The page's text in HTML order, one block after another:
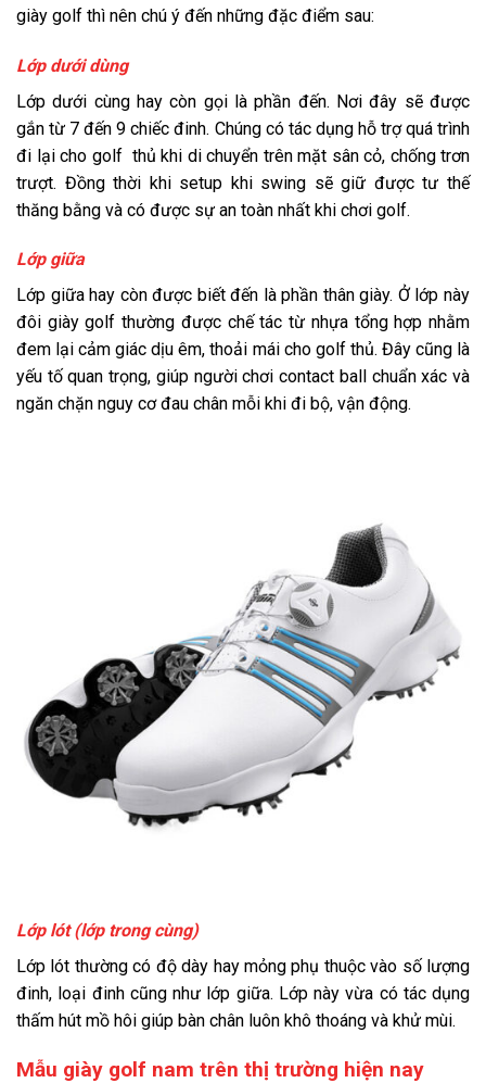
giày golf thì nên chú ý đến những đặc điểm sau:
Lớp dưới dùng
Lớp dưới cùng hay còn gọi là phần đến. Nơi đây sẽ được
gắn từ 7 đến 9 chiếc đinh. Chúng có tác dụng hỗ trợ quá trình
đi lại cho golf thủ khi di chuyển trên mặt sân cỏ, chống trơn
trượt. Đồng thời khi setup khi swing sẽ giữ được tư thế
thăng bằng và có được sự an toàn nhất khi chơi golf.
Lớp giữa
Lớp giữa hay còn được biết đến là phần thân giày. Ở lớp này
đôi giày golf thường được chế tác từ nhựa tổng hợp nhằm
đem lại cảm giác dịu êm, thoải mái cho golf thủ. Đây cũng là
yếu tố quan trọng, giúp người chơi contact ball chuẩn xác và
ngăn chặn nguy cơ đau chân mỗi khi đi bộ, vận động.
Lớp lót (lớp trong cùng)
Lớp lót thường có độ dày hay mỏng phụ thuộc vào số lượng
đinh, loại đinh cũng như lớp giữa. Lớp này vừa có tác dụng
thấm hút mồ hôi giúp bàn chân luôn khô thoáng và khử mùi.
Mẫu giày golf nam trên thị trường hiện nay